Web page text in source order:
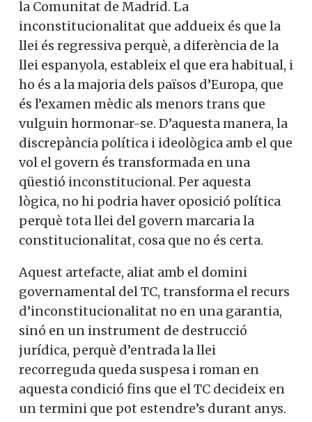
la Comunitat de Madrid. La
inconstitucionalitat que addueix és que la
llei és regressiva perquè, a diferència de la
llei espanyola, estableix el que era habitual, i
ho és a la majoria dels països d’Europa, que
és l’examen mèdic als menors trans que
vulguin hormonar-se. D’aquesta manera, la
discrepància política i ideològica amb el que
vol el govern és transformada en una
qüestió inconstitucional. Per aquesta
lògica, no hi podria haver oposició política
perquè tota llei del govern marcaria la
constitucionalitat, cosa que no és certa.
Aquest artefacte, aliat amb el domini
governamental del TC, transforma el recurs
d’inconstitucionalitat no en una garantia,
sinó en un instrument de destrucció
jurídica, perquè d’entrada la llei
recorreguda queda suspesa i roman en
aquesta condició fins que el TC decideix en
un termini que pot estendre’s durant anys.